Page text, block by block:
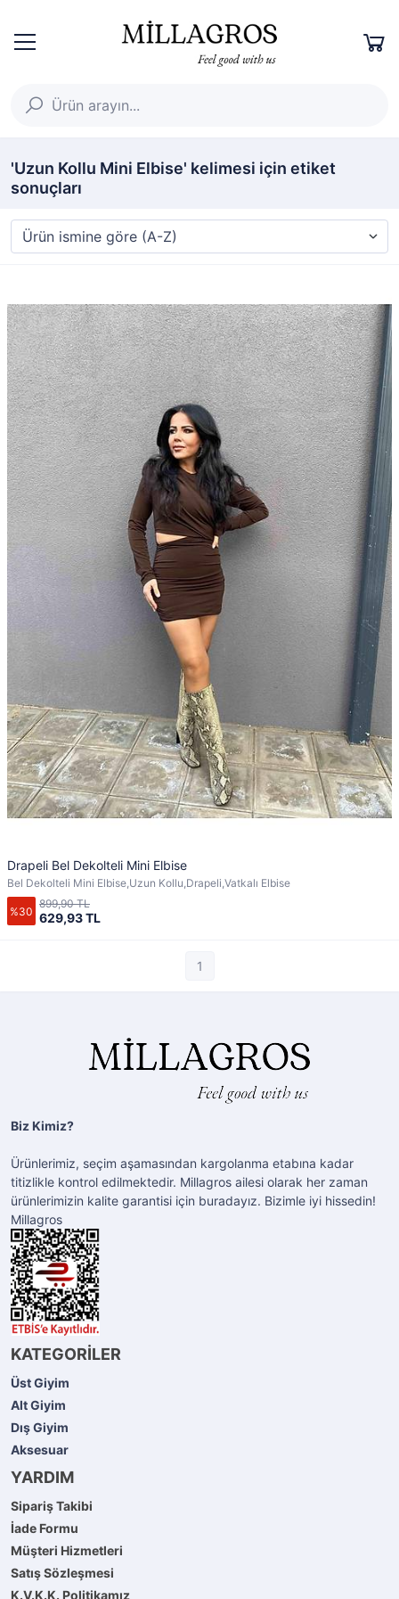
'Uzun Kollu Mini Elbise' kelimesi için etiket
sonuçları
Drapeli Bel Dekolteli Mini Elbise
Bel Dekolteli Mini Elbise,Uzun Kollu,Drapeli,Vatkalı Elbise
%30 629,93 TL
899,90 TL
1
Biz Kimiz?
Ürünlerimiz, seçim aşamasından kargolanma etabına kadar
titizlikle kontrol edilmektedir. Millagros ailesi olarak her zaman
ürünlerimizin kalite garantisi için buradayız. Bizimle iyi hissedin!
Millagros
KATEGORİLER
Üst Giyim
Alt Giyim
Dış Giyim
Aksesuar
YARDIM
Sipariş Takibi
İade Formu
Müşteri Hizmetleri
Satış Sözleşmesi
K.V.K.K. Politikamız